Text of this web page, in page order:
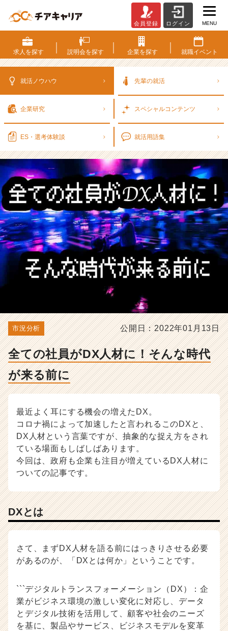
て
の
社
材
な
時
代
が
来
る
前
に
-
選
考
ハ
ウ
ン
チ
ャ
ー・
成
長
企
ス
カ
ト
が
就
活
サ
イ
会員登録 ログイン MENU
求人を探す 説明会を探す 企業を探す 就職イベント
就活ノウハウ 先輩の就活
企業研究 スペシャルコンテンツ
ES・選考体験談 就活用語集
市況分析 公開日：2022年01月13日
全ての社員がDX人材に！そんな時代
が来る前に
最近よく耳にする機会の増えたDX。
コロナ禍によって加速したと言われるこのDXと、
DX人材という言葉ですが、抽象的な捉え方をされ
ている場面もしばしばあります。
今回は、政府も企業も注目が増えているDX人材に
ついての記事です。
DXとは
さて、まずDX人材を語る前にはっきりさせる必要
があるのが、「DXとは何か」ということです。
```デジタルトランスフォーメーション（DX）：企
業がビジネス環境の激しい変化に対応し、データ
とデジタル技術を活用して、顧客や社会のニーズ
を基に、製品やサービス、ビジネスモデルを変革